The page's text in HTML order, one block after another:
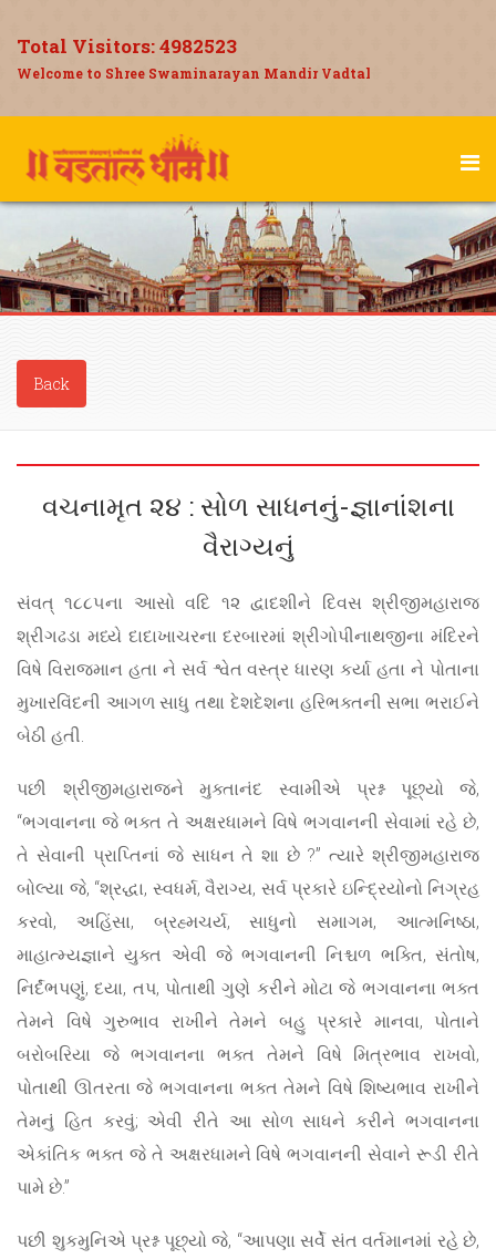
Total Visitors:4982523
Welcome to Shree Swaminarayan Mandir Vadtal
Back
વચનામૃત ૨૪ : સોળ સાધનનું-જ્ઞાનાંશના
વૈરાગ્યનું
સંવત્ ૧૮૮૫ના આસો વદિ ૧૨ દ્વાદશીને દિવસ શ્રીજીમહારાજ
શ્રીગઢડા મધ્યે દાદાખાચરના દરબારમાં શ્રીગોપીનાથજીના મંદિરને
વિષે વિરાજમાન હતા ને સર્વ શ્વેત વસ્ત્ર ધારણ કર્યા હતા ને પોતાના
મુખારવિંદની આગળ સાધુ તથા દેશદેશના હરિભક્તની સભા ભરાઈને
બેઠી હતી.
પછી શ્રીજીમહારાજને મુક્તાનંદ સ્વામીએ પ્રશ્ન પૂછ્યો જે,
“ભગવાનના જે ભક્ત તે અક્ષરધામને વિષે ભગવાનની સેવામાં રહે છે,
તે સેવાની પ્રાપ્તિનાં જે સાધન તે શા છે ?” ત્યારે શ્રીજીમહારાજ
બોલ્યા જે, “શ્રદ્ધા, સ્વધર્મ, વૈરાગ્ય, સર્વ પ્રકારે ઇન્દ્રિયોનો નિગ્રહ
કરવો, અહિંસા, બ્રહ્મચર્ય, સાધુનો સમાગમ, આત્મનિષ્ઠા,
માહાત્મ્યજ્ઞાને યુક્ત એવી જે ભગવાનની નિશ્ચળ ભક્તિ, સંતોષ,
નિર્દંભપણું, દયા, તપ, પોતાથી ગુણે કરીને મોટા જે ભગવાનના ભક્ત
તેમને વિષે ગુરુભાવ રાખીને તેમને બહુ પ્રકારે માનવા, પોતાને
બરોબરિયા જે ભગવાનના ભક્ત તેમને વિષે મિત્રભાવ રાખવો,
પોતાથી ઊતરતા જે ભગવાનના ભક્ત તેમને વિષે શિષ્યભાવ રાખીને
તેમનું હિત કરવું; એવી રીતે આ સોળ સાધને કરીને ભગવાનના
એકાંતિક ભક્ત જે તે અક્ષરધામને વિષે ભગવાનની સેવાને રૂડી રીતે
પામે છે.”
પછી શુકમુનિએ પ્રશ્ન પૂછ્યો જે, “આપણા સર્વે સંત વર્તમાનમાં રહે છે,